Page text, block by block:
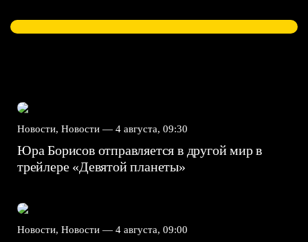
Новости, Новости — 4 августа, 09:30
Юра Борисов отправляется в другой мир в
трейлере «Девятой планеты»
Новости, Новости — 4 августа, 09:00